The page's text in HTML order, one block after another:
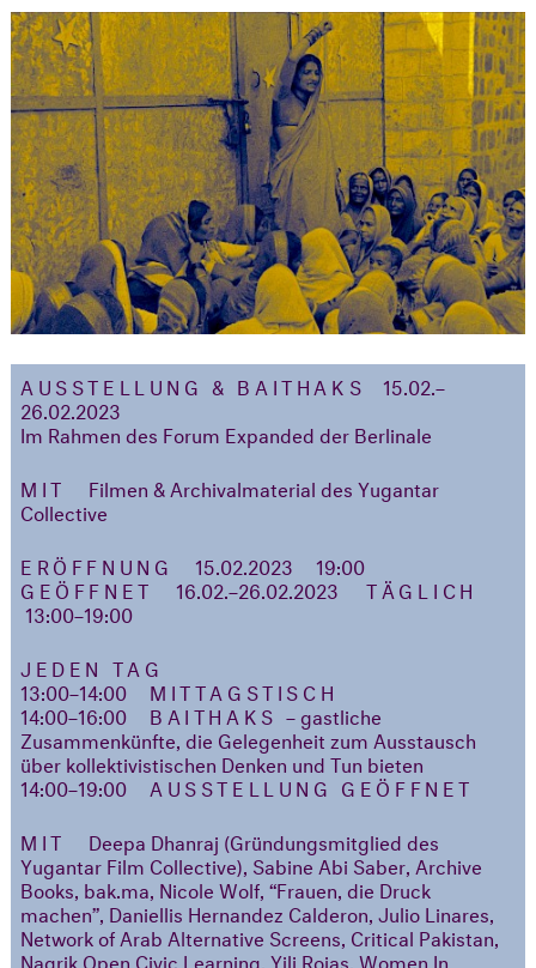
AUSSTELLUNG & BAITHAKS
15.02.–
26.02.2023
Im Rahmen des Forum Expanded der Berlinale
MIT
Filmen & Archivalmaterial des Yugantar
Collective
ERÖFFNUNG
15.02.2023 19:00
GEÖFFNET
16.02.–26.02.2023
TÄGLICH
13:00–19:00
JEDEN TAG
13:00–14:00
MITTAGSTISCH
14:00–16:00
BAITHAKS– gastliche
Zusammenkünfte, die Gelegenheit zum Ausstausch
über kollektivistischen Denken und Tun bieten
14:00–19:00
AUSSTELLUNG GEÖFFNET
MIT
Deepa Dhanraj (Gründungsmitglied des
Yugantar Film Collective), Sabine Abi Saber, Archive
Books, bak.ma, Nicole Wolf, “Frauen, die Druck
machen”, Daniellis Hernandez Calderon, Julio Linares,
Network of Arab Alternative Screens, Critical Pakistan,
Nagrik Open Civic Learning, Yili Rojas, Women In